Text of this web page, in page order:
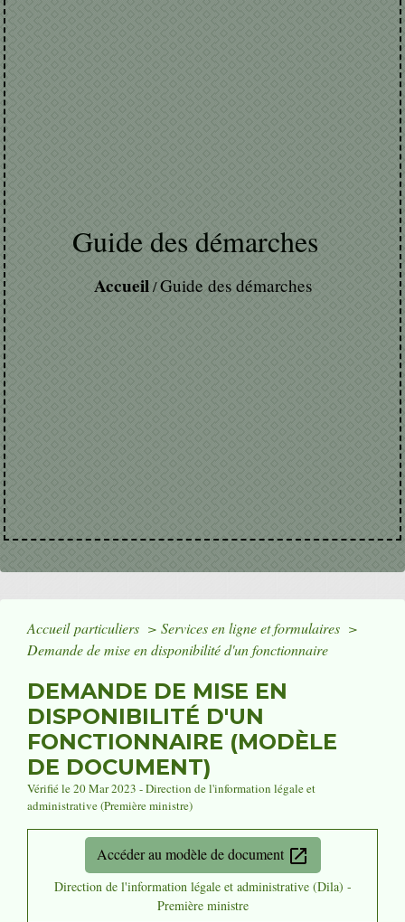
Guide des démarches
Accueil/Guide des démarches
Accueil particuliers > Services en ligne et formulaires >
Demande de mise en disponibilité d'un fonctionnaire
DEMANDE DE MISE EN
DISPONIBILITÉ D'UN
FONCTIONNAIRE (MODÈLE
DE DOCUMENT)
Vérifié le 20 Mar 2023 - Direction de l'information légale et
administrative (Première ministre)
Accéder au modèle de document open_in_new
Direction de l'information légale et administrative (Dila) -
Première ministre